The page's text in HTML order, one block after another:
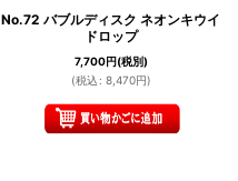
No.72 バブルディスク ネオンキウイ
ドロップ
7,700円(税別)
(税込 : 8,470円)